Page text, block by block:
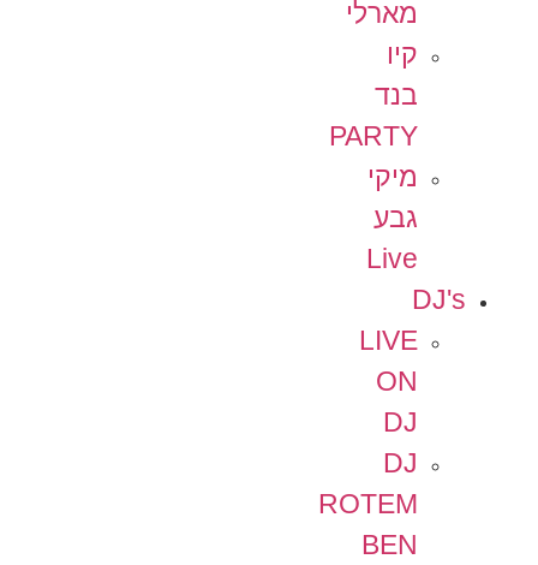
מארלי
קיו
בנד
PARTY
מיקי
גבע
Live
DJ's
LIVE
ON
DJ
DJ
ROTEM
BEN